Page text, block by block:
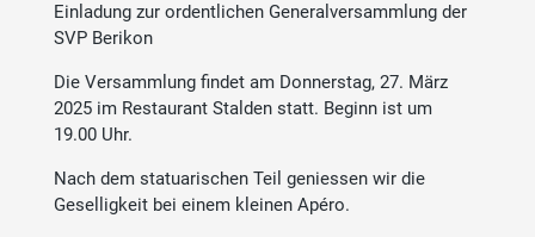
Einladung zur ordentlichen Generalversammlung der
SVP Berikon
Die Versammlung findet am Donnerstag, 27. März
2025 im Restaurant Stalden statt. Beginn ist um
19.00 Uhr.
Nach dem statuarischen Teil geniessen wir die
Geselligkeit bei einem kleinen Apéro.